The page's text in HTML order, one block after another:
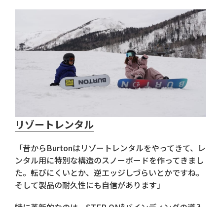
リゾートレンタル
「昔からBurtonはリゾートレンタルをやってきて、レ
ンタル用に特別な構造のスノーボードを作ってきまし
た。転びにくいとか、逆エッジしづらいとかですね。
そして製品の耐久性にも自信があります」